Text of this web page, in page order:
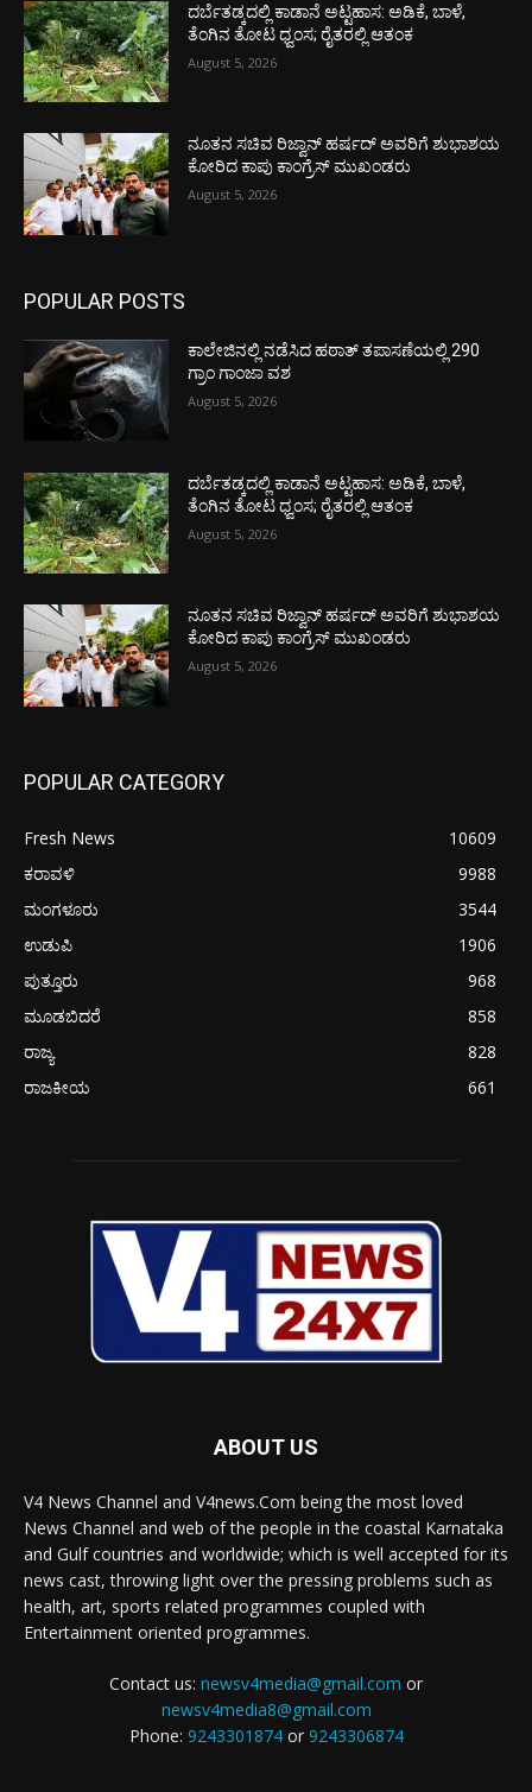
ದರ್ಬೆತಡ್ಕದಲ್ಲಿ ಕಾಡಾನೆ ಅಟ್ಟಹಾಸ: ಅಡಿಕೆ, ಬಾಳೆ,
ತೆಂಗಿನ ತೋಟ ಧ್ವಂಸ; ರೈತರಲ್ಲಿ ಆತಂಕ
August 5, 2026
ನೂತನ ಸಚಿವ ರಿಜ್ವಾನ್ ಹರ್ಷದ್ ಅವರಿಗೆ ಶುಭಾಶಯ
ಕೋರಿದ ಕಾಪು ಕಾಂಗ್ರೆಸ್ ಮುಖಂಡರು
August 5, 2026
POPULAR POSTS
ಕಾಲೇಜಿನಲ್ಲಿ ನಡೆಸಿದ ಹಠಾತ್ ತಪಾಸಣೆಯಲ್ಲಿ 290
ಗ್ರಾಂ ಗಾಂಜಾ ವಶ
August 5, 2026
ದರ್ಬೆತಡ್ಕದಲ್ಲಿ ಕಾಡಾನೆ ಅಟ್ಟಹಾಸ: ಅಡಿಕೆ, ಬಾಳೆ,
ತೆಂಗಿನ ತೋಟ ಧ್ವಂಸ; ರೈತರಲ್ಲಿ ಆತಂಕ
August 5, 2026
ನೂತನ ಸಚಿವ ರಿಜ್ವಾನ್ ಹರ್ಷದ್ ಅವರಿಗೆ ಶುಭಾಶಯ
ಕೋರಿದ ಕಾಪು ಕಾಂಗ್ರೆಸ್ ಮುಖಂಡರು
August 5, 2026
POPULAR CATEGORY
Fresh News
10609
ಕರಾವಳಿ
9988
ಮಂಗಳೂರು
3544
ಉಡುಪಿ
1906
ಪುತ್ತೂರು
968
ಮೂಡಬಿದರೆ
858
ರಾಜ್ಯ
828
ರಾಜಕೀಯ
661
ABOUT US
V4 News Channel and V4news.Com being the most loved
News Channel and web of the people in the coastal Karnataka
and Gulf countries and worldwide; which is well accepted for its
news cast, throwing light over the pressing problems such as
health, art, sports related programmes coupled with
Entertainment oriented programmes.
Contact us: newsv4media@gmail.com or
newsv4media8@gmail.com
Phone: 9243301874or 9243306874